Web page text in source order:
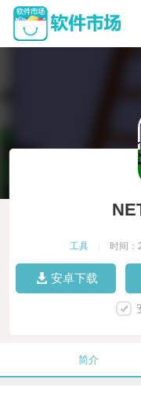
工具 时间：
安卓下载
简介